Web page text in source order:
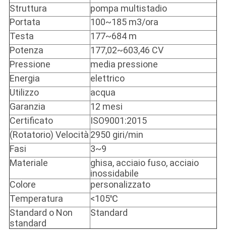
Struttura
pompa multistadio
Portata
100~185 m3/ora
Testa
177~684 m
Potenza
177,02~603,46 CV
Pressione
media pressione
Energia
elettrico
Utilizzo
acqua
Garanzia
12 mesi
Certificato
ISO9001:2015
(Rotatorio) Velocità 2950 giri/min
Fasi
3~9
Materiale
ghisa, acciaio fuso, acciaio
inossidabile
Colore
personalizzato
Temperatura
<105℃
Standard o Non
standard
Standard